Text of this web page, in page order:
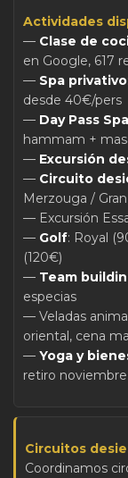
Actividades
— Clase de
en Google, 617
— Spa privativo
desde 40€/pers
— Day Pass
hammam +
— Excursión
— Circuito
Merzouga /
— Excursión
— Golf: Royal
(120€)
— Team
especias
— Veladas
oriental, cena
— Yoga y
retiro
Circuitos
Coordinamos